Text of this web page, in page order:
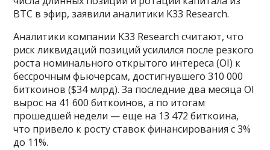
ВТС в эфир, заявили аналитики K33 Research.
Аналитики компании K33 Research считают, что
риск ликвидаций позиций усилился после резкого
роста номинального открытого интереса (OI) к
бессрочным фьючерсам, достигнувшего 310 000
биткоинов ($34 млрд). За последние два месяца OI
вырос на 41 600 биткоинов, а по итогам
прошедшей недели — еще на 13 472 биткоина,
что привело к росту ставок финансирования с 3%
до 11%.